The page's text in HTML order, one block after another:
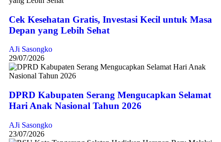
Cek Kesehatan Gratis, Investasi Kecil untuk Masa
Depan yang Lebih Sehat
AJi Sasongko
29/07/2026
DPRD Kabupaten Serang Mengucapkan Selamat
Hari Anak Nasional Tahun 2026
AJi Sasongko
23/07/2026